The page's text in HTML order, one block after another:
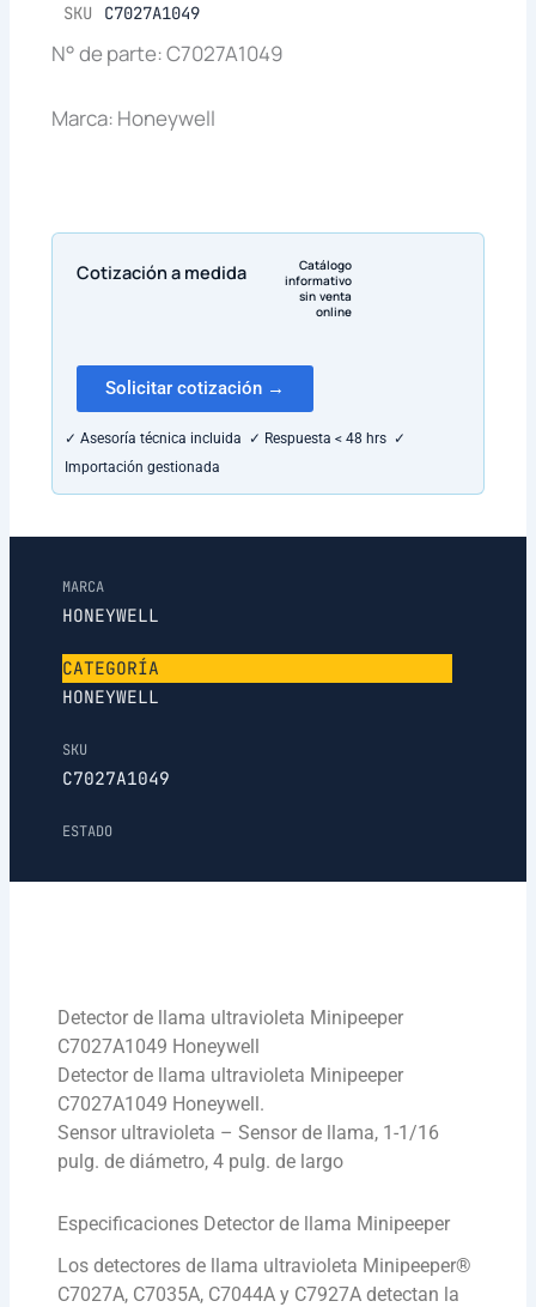
SKU C7027A1049
N° de parte: C7027A1049
Marca: Honeywell
Cotización a medida
Catálogo
informativo
sin venta
online
Solicitar cotización →
✓ Asesoría técnica incluida ✓ Respuesta < 48 hrs ✓
Importación gestionada
MARCA
HONEYWELL
CATEGORÍA
HONEYWELL
SKU
C7027A1049
ESTADO
Detector de llama ultravioleta Minipeeper
C7027A1049 Honeywell
Detector de llama ultravioleta Minipeeper
C7027A1049 Honeywell.
Sensor ultravioleta – Sensor de llama, 1-1/16
pulg. de diámetro, 4 pulg. de largo
Especificaciones Detector de llama Minipeeper
Los detectores de llama ultravioleta Minipeeper®
C7027A, C7035A, C7044A y C7927A detectan la